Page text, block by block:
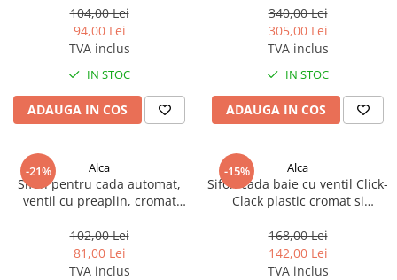
104,00 Lei
94,00 Lei
TVA inclus
IN STOC
ADAUGA IN COS
340,00 Lei
305,00 Lei
TVA inclus
IN STOC
ADAUGA IN COS
-21% Alca
Sifon pentru cada automat,
ventil cu preaplin, cromat
102,00 Lei
81,00 Lei
TVA inclus
-15% Alca
Sifon cada baie cu ventil Click-
Clack plastic cromat si
168,00 Lei
142,00 Lei
TVA inclus